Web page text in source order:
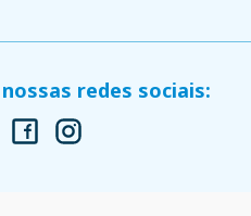
redes sociais: